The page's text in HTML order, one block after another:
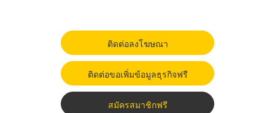
ติดต่อลงโฆษณา
ติดต่อขอเพิ่มข้อมูลธุรกิจฟรี
สมัครสมาชิกฟรี